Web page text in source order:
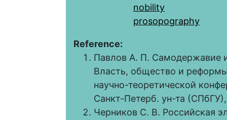
nobility
prosopography
Reference:
Павлов А. П. Самодержавие
Власть, общество и
научно-теоретической
Санкт-Петерб. ун-та
Черников С. В. Российская